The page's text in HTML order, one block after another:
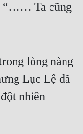
“…… Ta cũng
lòng nàng
Lục Lệ đã
nhiên